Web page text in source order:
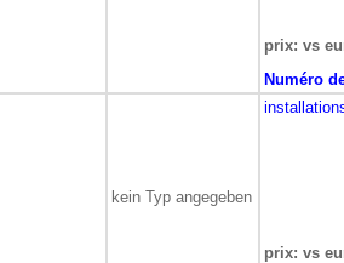
prix: vs
Numéro
kein Typ angegeben
prix: vs